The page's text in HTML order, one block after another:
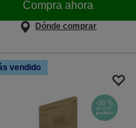
Compra ahora
Dónde comprar
vendido